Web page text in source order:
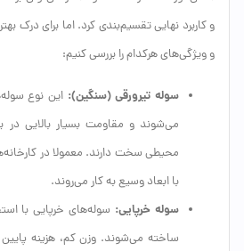
و کاربرد نهایی تقسیم‌بندی کرد. اما برای درک
و ویژگی‌های هرکدام را بررسی کنیم:
سوله تیرورقی (سنگین): این نوع
می‌شوند و مقاومت بسیار بالایی در
محیطی سخت دارند. معمولا در
با ابعاد وسیع به کار می‌روند.
سوله خرپایی: سوله‌های خرپایی با
ساخته می‌شوند. وزن کم، هزینه